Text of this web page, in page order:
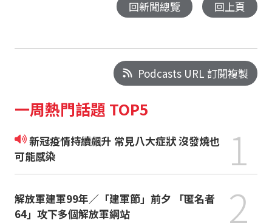
回新聞總覽 回上頁
Podcasts URL 訂閱複製
一周熱門話題 TOP5
新冠疫情持續飆升 常見八大症狀 沒發燒也
可能感染
1
解放軍建軍99年／「建軍節」前夕 「匿名者
64」攻下多個解放軍網站
2